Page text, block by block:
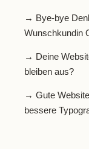
→ Bye-bye
Wunschkundin
→ Deine
bleiben aus?
→ Gute
bessere